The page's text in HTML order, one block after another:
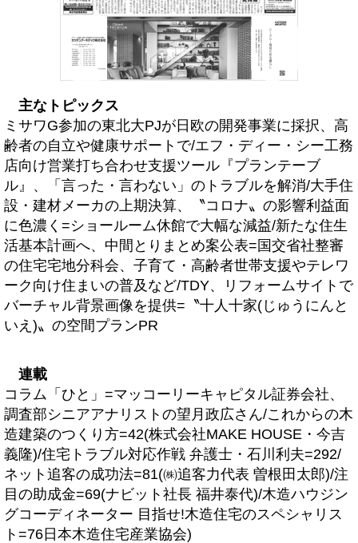
主なトピックス
ミサワG参加の東北大PJが日欧の開発事業に採択、高
齢者の自立や健康サポートで/エフ・ディー・シー工務
店向け営業打ち合わせ支援ツール『プランテーブ
ル』、「言った・言わない」のトラブルを解消/大手住
設・建材メーカの上期決算、〝コロナ〟の影響利益面
に色濃く=ショールーム休館で大幅な減益/新たな住生
活基本計画へ、中間とりまとめ案公表=国交省社整審
の住宅宅地分科会、子育て・高齢者世帯支援やテレワ
ーク向け住まいの普及など/TDY、リフォームサイトで
バーチャル背景画像を提供=〝十人十家(じゅうにんと
いえ)〟の空間プランPR
連載
コラム「ひと」=マッコーリーキャピタル証券会社、
調査部シニアアナリストの望月政広さん/これからの木
造建築のつくり方=42(株式会社MAKE HOUSE・今吉
義隆)/住宅トラブル対応作戦 弁護士・石川利夫=292/
ネット追客の成功法=81(㈱追客力代表 曽根田太郎)/注
目の助成金=69(ナビット社長 福井泰代)/木造ハウジン
グコーディネーター 目指せ!木造住宅のスペシャリス
ト=76日本木造住宅産業協会)